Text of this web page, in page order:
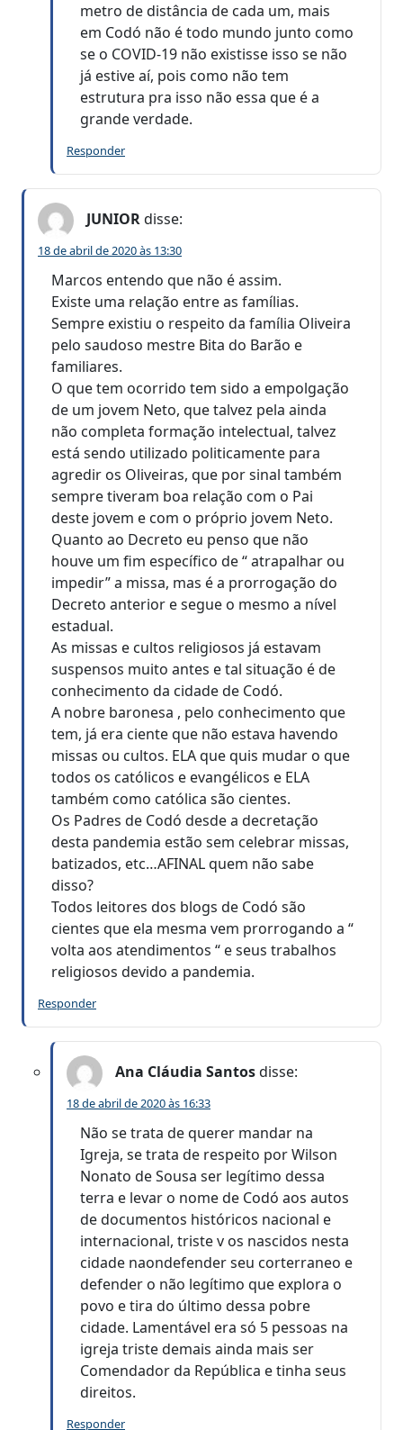
metro de distância de cada um, mais
em Codó não é todo mundo junto como
se o COVID-19 não existisse isso se não
já estive aí, pois como não tem
estrutura pra isso não essa que é a
grande verdade.
Responder
JUNIORdisse:
18 de abril de 2020 às 13:30
Marcos entendo que não é assim.
Existe uma relação entre as famílias.
Sempre existiu o respeito da família Oliveira
pelo saudoso mestre Bita do Barão e
familiares.
O que tem ocorrido tem sido a empolgação
de um jovem Neto, que talvez pela ainda
não completa formação intelectual, talvez
está sendo utilizado politicamente para
agredir os Oliveiras, que por sinal também
sempre tiveram boa relação com o Pai
deste jovem e com o próprio jovem Neto.
Quanto ao Decreto eu penso que não
houve um fim específico de “ atrapalhar ou
impedir” a missa, mas é a prorrogação do
Decreto anterior e segue o mesmo a nível
estadual.
As missas e cultos religiosos já estavam
suspensos muito antes e tal situação é de
conhecimento da cidade de Codó.
A nobre baronesa , pelo conhecimento que
tem, já era ciente que não estava havendo
missas ou cultos. ELA que quis mudar o que
todos os católicos e evangélicos e ELA
também como católica são cientes.
Os Padres de Codó desde a decretação
desta pandemia estão sem celebrar missas,
batizados, etc…AFINAL quem não sabe
disso?
Todos leitores dos blogs de Codó são
cientes que ela mesma vem prorrogando a “
volta aos atendimentos “ e seus trabalhos
religiosos devido a pandemia.
Responder
Ana Cláudia Santosdisse:
18 de abril de 2020 às 16:33
Não se trata de querer mandar na
Igreja, se trata de respeito por Wilson
Nonato de Sousa ser legítimo dessa
terra e levar o nome de Codó aos autos
de documentos históricos nacional e
internacional, triste v os nascidos nesta
cidade naondefender seu corterraneo e
defender o não legítimo que explora o
povo e tira do último dessa pobre
cidade. Lamentável era só 5 pessoas na
igreja triste demais ainda mais ser
Comendador da República e tinha seus
direitos.
Responder